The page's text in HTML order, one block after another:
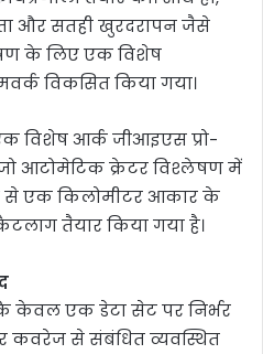
और सतही खुरदरापन जैसे
के लिए एक विशेष
विकसित किया गया।
विशेष आर्क जीआइएस प्रो-
आटोमेटिक क्रेटर विश्लेषण में
से एक किलोमीटर आकार के
तैयार किया गया है।
केवल एक डेटा सेट पर निर्भर
कवरेज से संबंधित व्यवस्थित